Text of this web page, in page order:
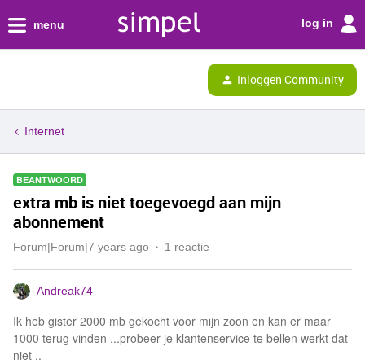
menu log in
Inloggen Community
Internet
BEANTWOORD
extra mb is niet toegevoegd aan mijn
abonnement
Forum|Forum|7 years ago 1 reactie
Andreak74
Ik heb gister 2000 mb gekocht voor mijn zoon en kan er maar
1000 terug vinden ...probeer je klantenservice te bellen werkt dat
niet ..